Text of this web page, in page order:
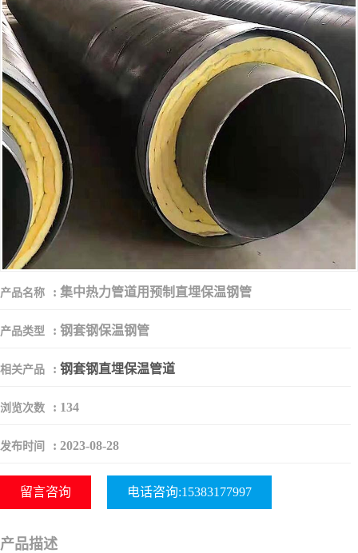
产品名称 : 集中热力管道用预制直埋保温钢管
产品类型 : 钢套钢保温钢管
相关产品 : 钢套钢直埋保温管道
浏览次数 : 134
发布时间 : 2023-08-28
留言咨询 电话咨询:15383177997
产品描述